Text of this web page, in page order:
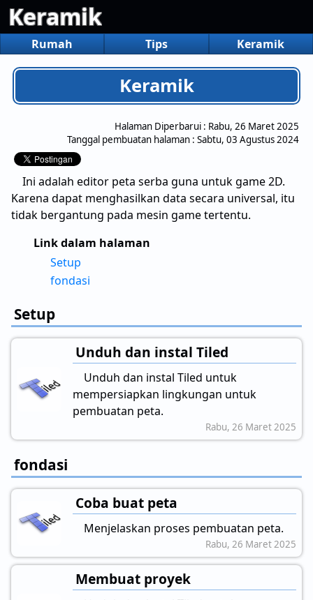
Keramik
Rumah Tips Keramik
Keramik
Halaman Diperbarui : Rabu, 26 Maret 2025
Tanggal pembuatan halaman : Sabtu, 03 Agustus 2024
Ini adalah editor peta serba guna untuk game 2D.
Karena dapat menghasilkan data secara universal, itu
tidak bergantung pada mesin game tertentu.
Link dalam halaman
Setup
fondasi
Setup
Unduh dan instal Tiled
Unduh dan instal Tiled untuk
mempersiapkan lingkungan untuk
pembuatan peta.
Rabu, 26 Maret 2025
fondasi
Coba buat peta
Menjelaskan proses pembuatan peta.
Rabu, 26 Maret 2025
Membuat proyek